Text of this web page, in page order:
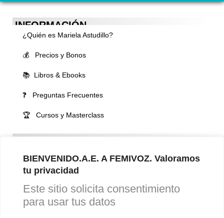
BIENVENIDO.A.E. A FEMIVOZ. Valoramos
tu privacidad
Este sitio solicita consentimiento
para usar tus datos
INFORMACIÓN
¿Quién es Mariela Astudillo?
💰 Precios y Bonos
📚 Libros & Ebooks
❓ Preguntas Frecuentes
🏆 Cursos y Masterclass
▪️ Masculinización de la voz
▪️ Neutralización de la voz
▪️ Dualización de la voz